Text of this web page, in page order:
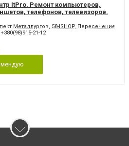
ItPro. Ремонт компьютеров,
телефонов, телевизоров.
Металлургов, 58-ISHOP, Пересечение
+380(98)915-21-12